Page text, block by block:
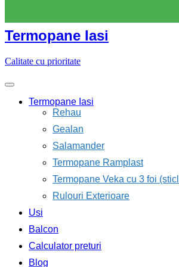
content
Termopane Iasi
Calitate cu prioritate
Termopane Iasi
Rehau
Gealan
Salamander
Termopane Ramplast
Termopane Veka cu 3 foi
Rulouri Exterioare
Usi
Balcon
Calculator preturi
Blog